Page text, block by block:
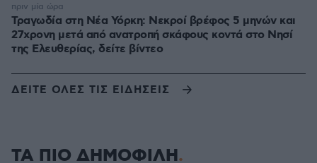
Τραγωδία στη Νέα Υόρκη: Νεκροί βρέφος 5 μηνών και
27χρονη μετά από ανατροπή σκάφους κοντά στο Νησί
της Ελευθερίας, δείτε βίντεο
πριν μία ώρα
ΔΕΙΤΕ ΟΛΕΣ ΤΙΣ ΕΙΔΗΣΕΙΣ
ΤΑ ΠΙΟ ΔΗΜΟΦΙΛΗ